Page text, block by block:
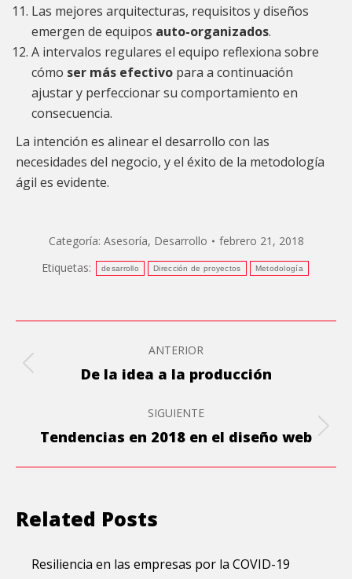
Las mejores arquitecturas, requisitos y diseños
emergen de equipos auto-organizados.
A intervalos regulares el equipo reflexiona sobre
cómo ser más efectivo para a continuación
ajustar y perfeccionar su comportamiento en
consecuencia.
La intención es alinear el desarrollo con las
necesidades del negocio, y el éxito de la metodología
ágil es evidente.
Categoría: Asesoría, Desarrollo
febrero 21, 2018
Etiquetas:
desarrollo Dirección de proyectos Metodología
Navegación
entre
publicaciones
ANTERIOR
Publicación
De la idea a la producción
SIGUIENTE
Publicación
Tendencias en 2018 en el diseño web
Related Posts
Resiliencia en las empresas por la COVID-19